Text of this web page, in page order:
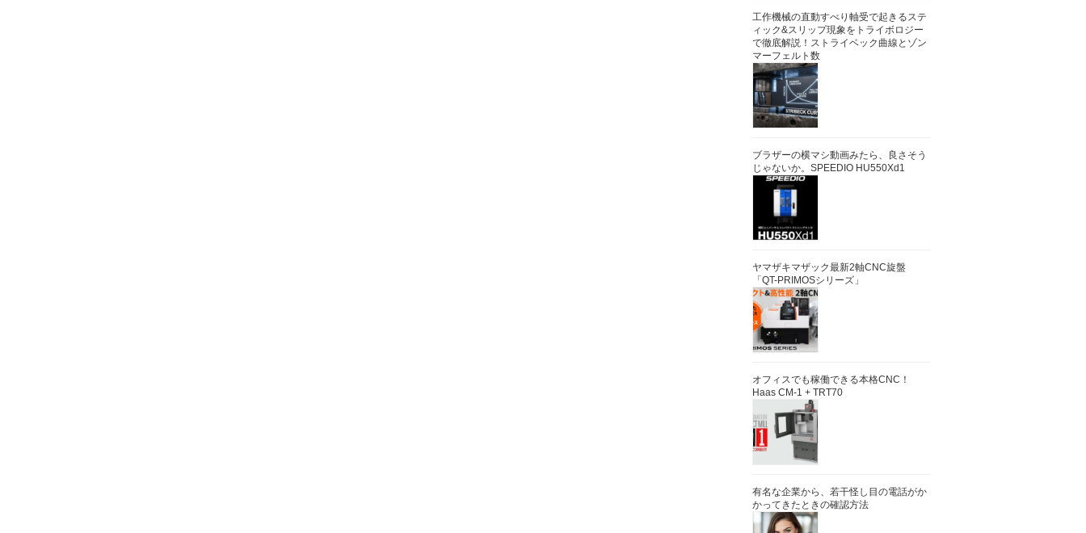
工作機械の直動すべり軸受で起きるステ
ィック&スリップ現象をトライボロジー
で徹底解説！ストライベック曲線とゾン
マーフェルト数
ブラザーの横マシ動画みたら、良さそう
じゃないか。SPEEDIO HU550Xd1
ヤマザキマザック最新2軸CNC旋盤
「QT-PRIMOSシリーズ」
オフィスでも稼働できる本格CNC！
Haas CM-1 + TRT70
有名な企業から、若干怪し目の電話がか
かってきたときの確認方法